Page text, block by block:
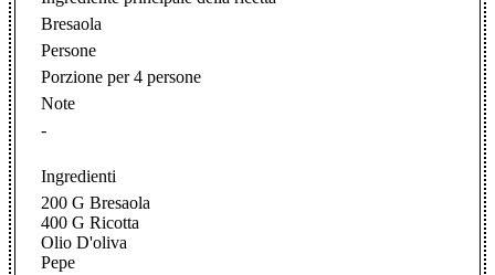
Bresaola
Persone
Porzione per 4 persone
Note
-
Ingredienti
200 G Bresaola
400 G Ricotta
Olio D'oliva
Pepe